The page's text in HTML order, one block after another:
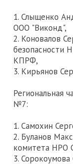
1. Слыщенко
ООО "Виконд",
2. Коновалов
безопасности
КПРФ,
3. Кирьянов
Региональная
№7:
1. Самохин
2. Буланов
комитета
3.